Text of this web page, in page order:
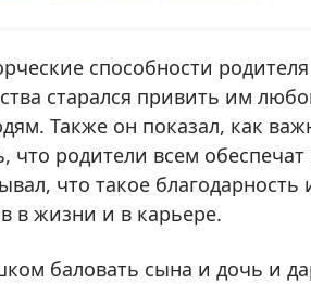
способности
старался привить им
Также он показал, как
что родители всем
что такое благодарность
в жизни и в карьере.
баловать сына и дочь и